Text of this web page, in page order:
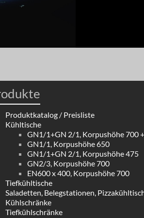
Produktkatalog / Preisliste
Kühltische
GN1/1+GN 2/1, Korpushöhe 700
GN1/1, Korpushöhe 650
GN1/1+GN 2/1, Korpushöhe 475
GN2/3, Korpushöhe 700
EN600 x 400, Korpushöhe 700
Tiefkühltische
Saladetten, Belegstationen,
Kühlschränke
Tiefkühlschränke